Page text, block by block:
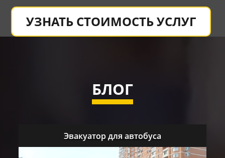
УЗНАТЬ СТОИМОСТЬ УСЛУГ
БЛОГ
Эвакуатор для автобуса